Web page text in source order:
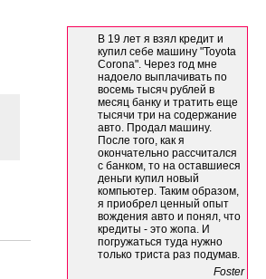
В 19 лет я взял кредит и
купил себе машину "Toyota
Corona". Через год мне
надоело выплачивать по
восемь тысяч рублей в
месяц банку и тратить еще
тысячи три на содержание
авто. Продал машину.
После того, как я
окончательно рассчитался
с банком, то на оставшиеся
деньги купил новый
компьютер. Таким образом,
я приобрел ценный опыт
вождения авто и понял, что
кредиты - это жопа. И
погружаться туда нужно
только триста раз подумав.
Foster